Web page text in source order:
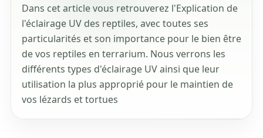
Dans cet article vous retrouverez l'Explication de
l'éclairage UV des reptiles, avec toutes ses
particularités et son importance pour le bien être
de vos reptiles en terrarium. Nous verrons les
différents types d'éclairage UV ainsi que leur
utilisation la plus approprié pour le maintien de
vos lézards et tortues